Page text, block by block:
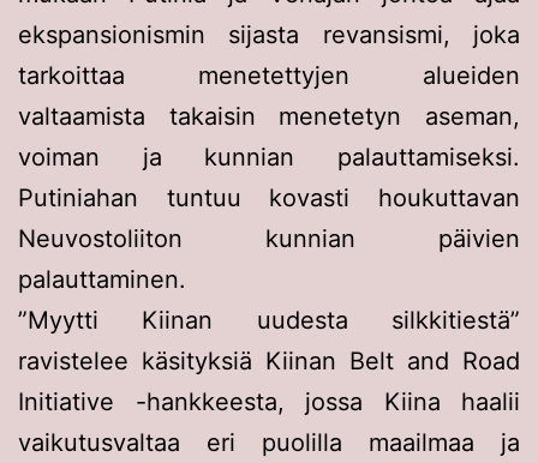
ekspansionismin sijasta revansismi, joka
tarkoittaa menetettyjen alueiden
valtaamista takaisin menetetyn aseman,
voiman ja kunnian palauttamiseksi.
Putiniahan tuntuu kovasti houkuttavan
Neuvostoliiton kunnian päivien
palauttaminen.
”Myytti Kiinan uudesta silkkitiestä”
ravistelee käsityksiä Kiinan Belt and Road
Initiative -hankkeesta, jossa Kiina haalii
vaikutusvaltaa eri puolilla maailmaa ja